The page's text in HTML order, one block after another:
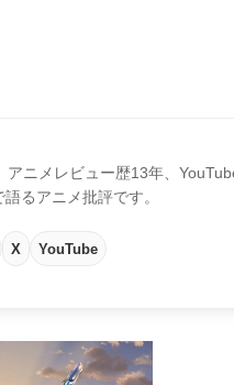
アニメレビュー歴13年、
るアニメ批評です。
X YouTube